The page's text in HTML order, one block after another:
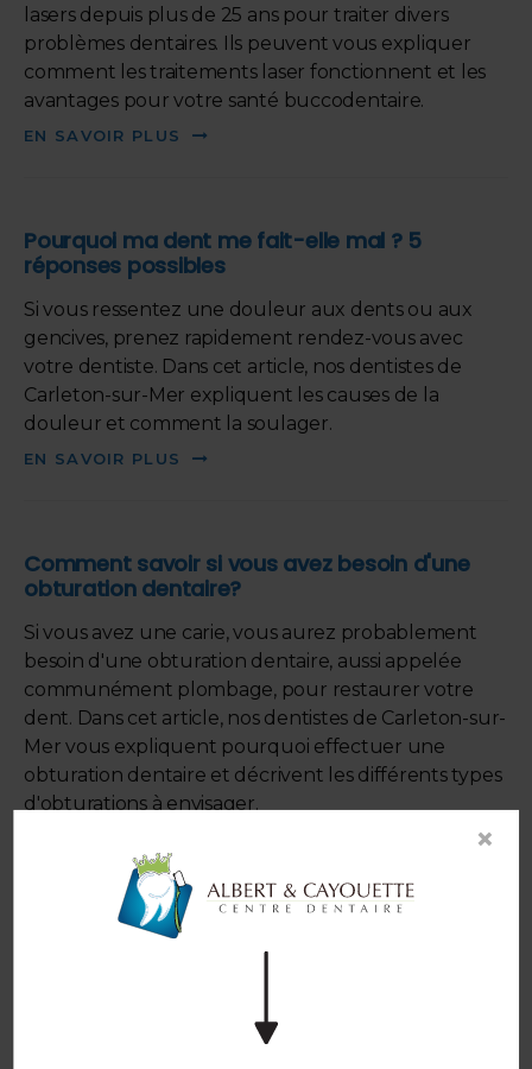
lasers depuis plus de 25 ans pour traiter divers
problèmes dentaires. Ils peuvent vous expliquer
comment les traitements laser fonctionnent et les
avantages pour votre santé buccodentaire.
EN SAVOIR PLUS
Pourquoi ma dent me fait-elle mal ? 5
réponses possibles
Si vous ressentez une douleur aux dents ou aux
gencives, prenez rapidement rendez-vous avec
votre dentiste. Dans cet article, nos dentistes de
Carleton-sur-Mer expliquent les causes de la
douleur et comment la soulager.
EN SAVOIR PLUS
Comment savoir si vous avez besoin d'une
obturation dentaire?
Si vous avez une carie, vous aurez probablement
besoin d'une obturation dentaire, aussi appelée
communément plombage, pour restaurer votre
dent. Dans cet article, nos dentistes de Carleton-sur-
Mer vous expliquent pourquoi effectuer une
obturation dentaire et décrivent les différents types
d'obturations à envisager.
Comment choisir son dentiste
n'est pas toujours évident de choisir un nouveau
dentiste près de chez soi, voici quelques conseils
×